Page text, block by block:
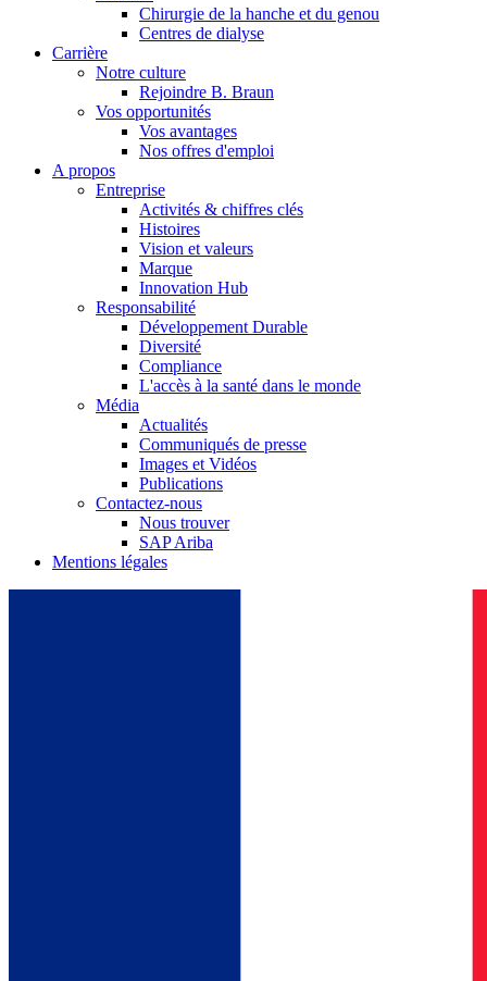
Catalogue de produits
Trouvez le produit que vous recherchez. Visitez le catalogue
Pôle d’innovation
Stimulons ensemble l’innovation dans la technologie
Chirurgie de la hanche et du genou
Centres de dialyse
Carrière
Notre culture
Rejoindre B. Braun
Vos opportunités
Vos avantages
Nos offres d'emploi
A propos
Entreprise
Activités & chiffres clés
Histoires
Vision et valeurs
Marque
Innovation Hub
Responsabilité
Développement Durable
Diversité
Compliance
L'accès à la santé dans le monde
Média
Actualités
Communiqués de presse
Images et Vidéos
Publications
Contactez-nous
Nous trouver
SAP Ariba
Mentions légales